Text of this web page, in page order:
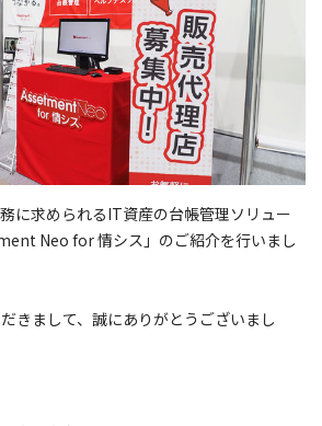
に求められるIT資産の台帳管理ソリュー
Neo for 情シス」のご紹介を行いまし
きまして、誠にありがとうございまし